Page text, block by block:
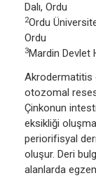
Dalı, Ordu
2Ordu
Ordu
3Mardin Devlet
Akrodermatitis
otozomal
Çinkonun
eksikliği
periorifisyal
oluşur. Deri
alanlarda